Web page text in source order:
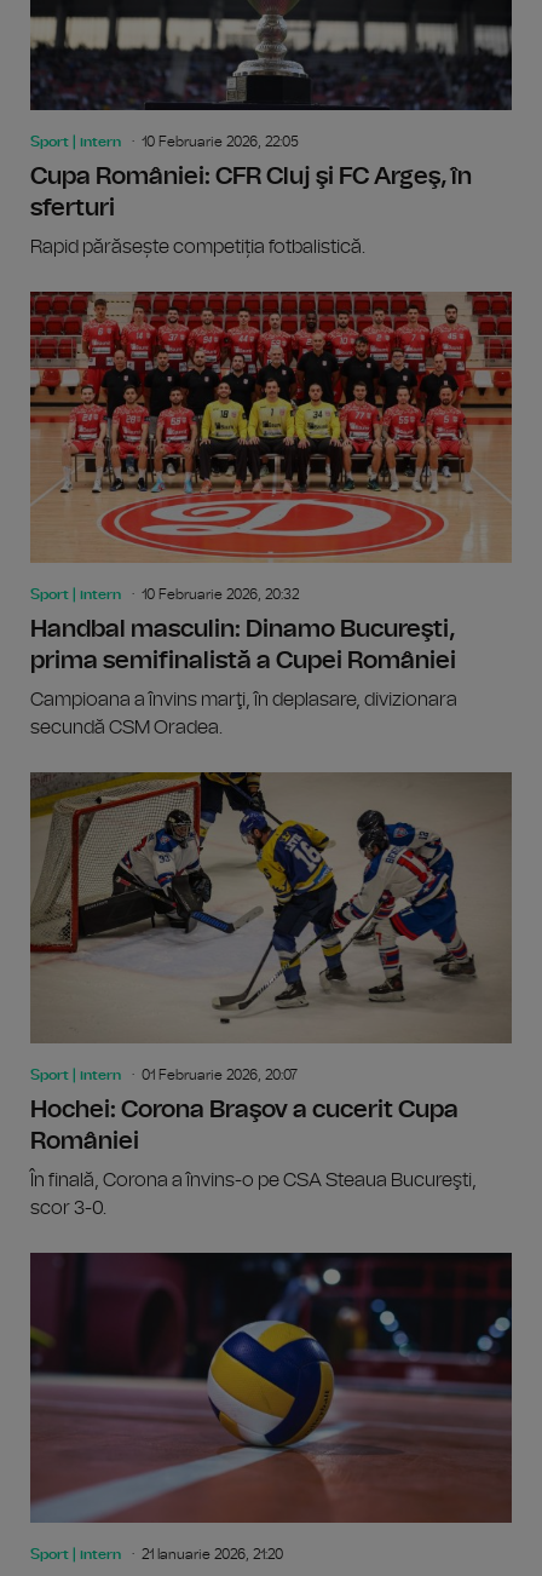
Sport | intern 10 Februarie 2026, 22:05
Cupa României: CFR Cluj şi FC Argeş, în
sferturi
Rapid părăsește competiția fotbalistică.
Sport | intern 10 Februarie 2026, 20:32
Handbal masculin: Dinamo Bucureşti,
prima semifinalistă a Cupei României
Campioana a învins marţi, în deplasare, divizionara
secundă CSM Oradea.
Sport | intern 01 Februarie 2026, 20:07
Hochei: Corona Braşov a cucerit Cupa
României
În finală, Corona a învins-o pe CSA Steaua Bucureşti,
scor 3-0.
Sport | intern 21 Ianuarie 2026, 21:20